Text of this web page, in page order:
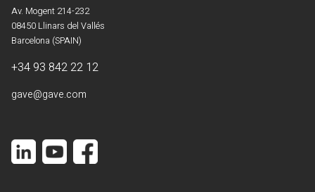
Av. Mogent 214-232
08450 Llinars del Vallés
Barcelona (SPAIN)
+34 93 842 22 12
gave@gave.com